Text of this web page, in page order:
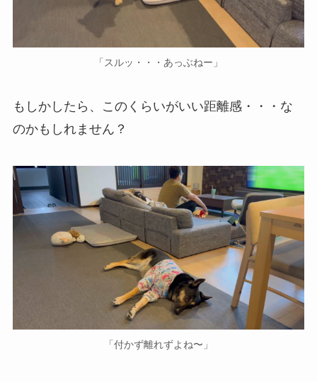
「スルッ・・・あっぶねー」
もしかしたら、このくらいがいい距離感・・・な
のかもしれません？
「付かず離れずよね〜」